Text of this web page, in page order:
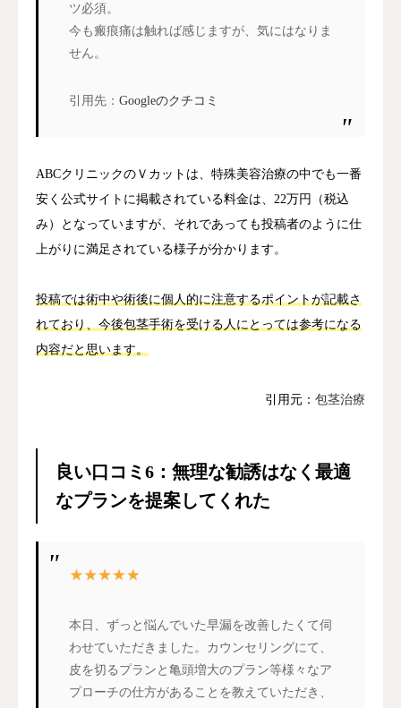
ツ必須。
今も瘢痕痛は触れば感じますが、気にはなりま
せん。
引用先： Googleのクチコミ
ABCクリニックのＶカットは、特殊美容治療の中でも一番
安く公式サイトに掲載されている料金は、22万円（税込
み）となっていますが、それであっても投稿者のように仕
上がりに満足されている様子が分かります。
投稿では術中や術後に個人的に注意するポイントが記載さ
れており、今後包茎手術を受ける人にとっては参考になる
内容だと思います。
引用元： 包茎治療
良い口コミ6：無理な勧誘はなく最適
なプランを提案してくれた
本日、ずっと悩んでいた早漏を改善したくて伺
わせていただきました。カウンセリングにて、
皮を切るプランと亀頭増大のプラン等様々なア
プローチの仕方があることを教えていただき、